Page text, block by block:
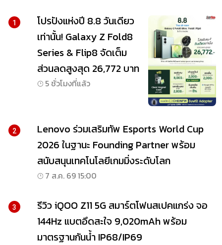
1
โปรปังแห่งปี 8.8 วันเดียว
เท่านั้น! Galaxy Z Fold8
Series & Flip8 จัดเต็ม
ส่วนลดสูงสุด 26,772 บาท
5 ชั่วโมงที่แล้ว
2
Lenovo ร่วมเสริมทัพ Esports World Cup
2026 ในฐานะ Founding Partner พร้อม
สนับสนุนเทคโนโลยีเกมมิ่งระดับโลก
7 ส.ค. 69 15:00
3
รีวิว iQOO Z11 5G สมาร์ตโฟนสเปคแกร่ง จอ
144Hz แบตอึดสะใจ 9,020mAh พร้อม
มาตรฐานกันน้ำ IP68/IP69